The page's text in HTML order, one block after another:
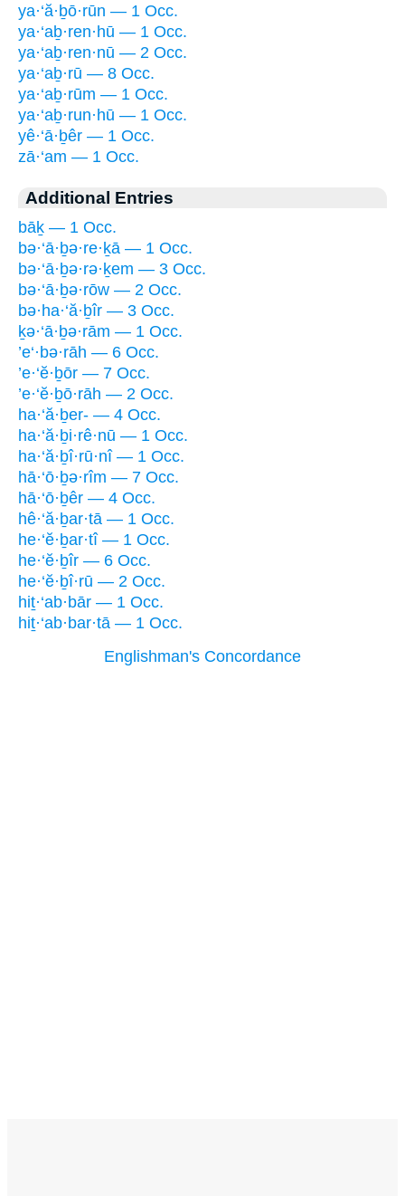
ya·‘ă·ḇō·rūn — 1 Occ.
ya·‘aḇ·ren·hū — 1 Occ.
ya·‘aḇ·ren·nū — 2 Occ.
ya·‘aḇ·rū — 8 Occ.
ya·‘aḇ·rūm — 1 Occ.
ya·‘aḇ·run·hū — 1 Occ.
yê·‘ā·ḇêr — 1 Occ.
zā·‘am — 1 Occ.
Additional Entries
bāḵ — 1 Occ.
bə·‘ā·ḇə·re·ḵā — 1 Occ.
bə·‘ā·ḇə·rə·ḵem — 3 Occ.
bə·‘ā·ḇə·rōw — 2 Occ.
bə·ha·‘ă·ḇîr — 3 Occ.
ḵə·‘ā·ḇə·rām — 1 Occ.
’e‘·bə·rāh — 6 Occ.
’e·‘ĕ·ḇōr — 7 Occ.
’e·‘ĕ·ḇō·rāh — 2 Occ.
ha·‘ă·ḇer- — 4 Occ.
ha·‘ă·ḇi·rê·nū — 1 Occ.
ha·‘ă·ḇî·rū·nî — 1 Occ.
hā·‘ō·ḇə·rîm — 7 Occ.
hā·‘ō·ḇêr — 4 Occ.
hê·‘ă·ḇar·tā — 1 Occ.
he·‘ĕ·ḇar·tî — 1 Occ.
he·‘ĕ·ḇîr — 6 Occ.
he·‘ĕ·ḇî·rū — 2 Occ.
hiṯ·‘ab·bār — 1 Occ.
hiṯ·‘ab·bar·tā — 1 Occ.
Englishman's Concordance